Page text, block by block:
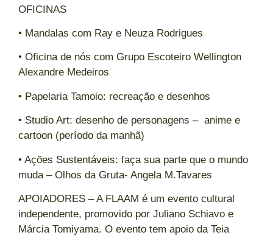
OFICINAS
• Mandalas com Ray e Neuza Rodrigues
• Oficina de nós com Grupo Escoteiro Wellington
Alexandre Medeiros
• Papelaria Tamoio: recreação e desenhos
• Studio Art: desenho de personagens – anime e
cartoon (período da manhã)
• Ações Sustentáveis: faça sua parte que o mundo
muda – Olhos da Gruta- Angela M.Tavares
APOIADORES – A FLAAM é um evento cultural
independente, promovido por Juliano Schiavo e
Márcia Tomiyama. O evento tem apoio da Teia